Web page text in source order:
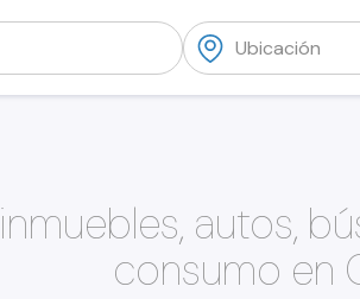
autos,
consumo en